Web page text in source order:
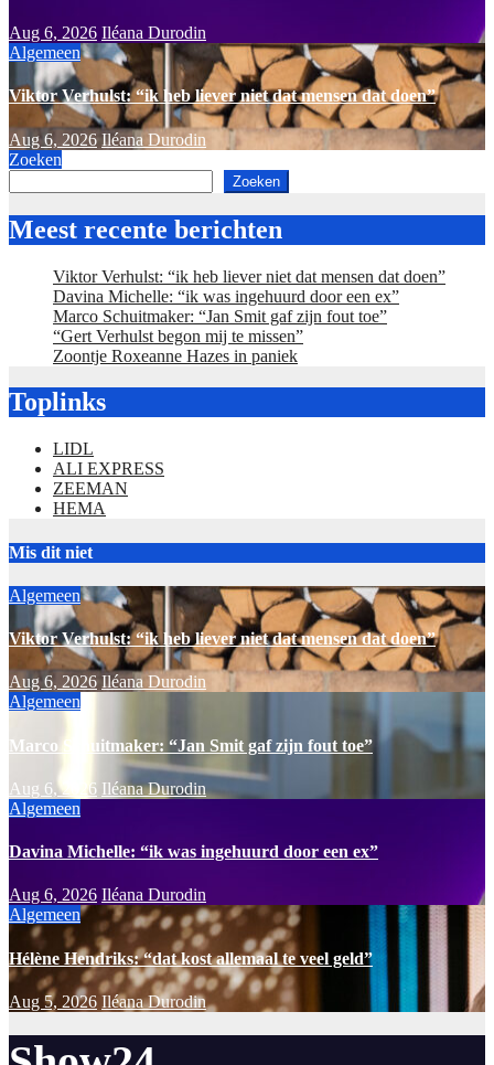
Aug 6, 2026 Iléana Durodin
Algemeen
Viktor Verhulst: “ik heb liever niet dat mensen dat doen”
Aug 6, 2026 Iléana Durodin
Zoeken
Zoeken
Meest recente berichten
Viktor Verhulst: “ik heb liever niet dat mensen dat doen”
Davina Michelle: “ik was ingehuurd door een ex”
Marco Schuitmaker: “Jan Smit gaf zijn fout toe”
“Gert Verhulst begon mij te missen”
Zoontje Roxeanne Hazes in paniek
Toplinks
LIDL
ALI EXPRESS
ZEEMAN
HEMA
Mis dit niet
Algemeen
Viktor Verhulst: “ik heb liever niet dat mensen dat doen”
Aug 6, 2026 Iléana Durodin
Algemeen
Marco Schuitmaker: “Jan Smit gaf zijn fout toe”
Aug 6, 2026 Iléana Durodin
Algemeen
Davina Michelle: “ik was ingehuurd door een ex”
Aug 6, 2026 Iléana Durodin
Algemeen
Hélène Hendriks: “dat kost allemaal te veel geld”
Aug 5, 2026 Iléana Durodin